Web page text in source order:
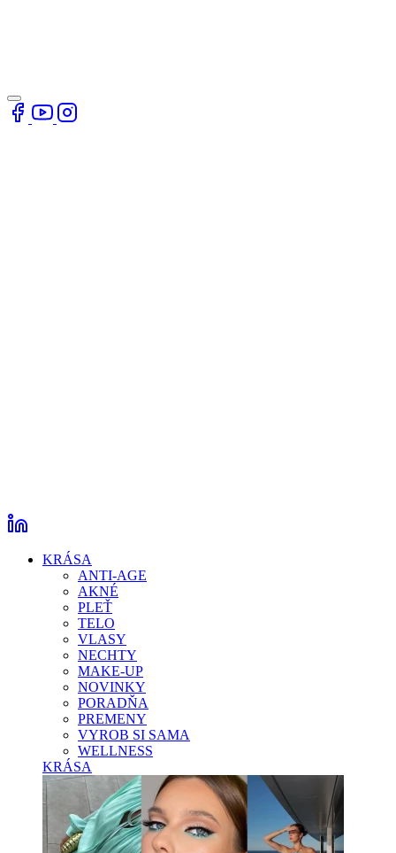
KRÁSA
ANTI-AGE
AKNÉ
PLEŤ
TELO
VLASY
NECHTY
MAKE-UP
NOVINKY
PORADŇA
PREMENY
VYROB SI SAMA
WELLNESS
KRÁSA